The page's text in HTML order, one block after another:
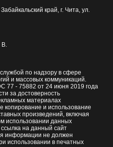
край, г. Чита, ул.
В.
по надзору в сфере
и массовых коммуникаций.
77 - 75882 от 24 июня 2019 года
за достоверность
материалах
копирование и использование
произведений, включая
использовании данных
на данный сайт
информации не должен
использовании в печатных